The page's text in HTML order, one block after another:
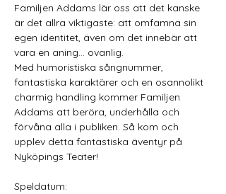
Familjen Addams lär oss att det kanske
är det allra viktigaste: att omfamna sin
egen identitet, även om det innebär att
vara en aning… ovanlig.
Med humoristiska sångnummer,
fantastiska karaktärer och en osannolikt
charmig handling kommer Familjen
Addams att beröra, underhålla och
förvåna alla i publiken. Så kom och
upplev detta fantastiska äventyr på
Nyköpings Teater!
Speldatum: